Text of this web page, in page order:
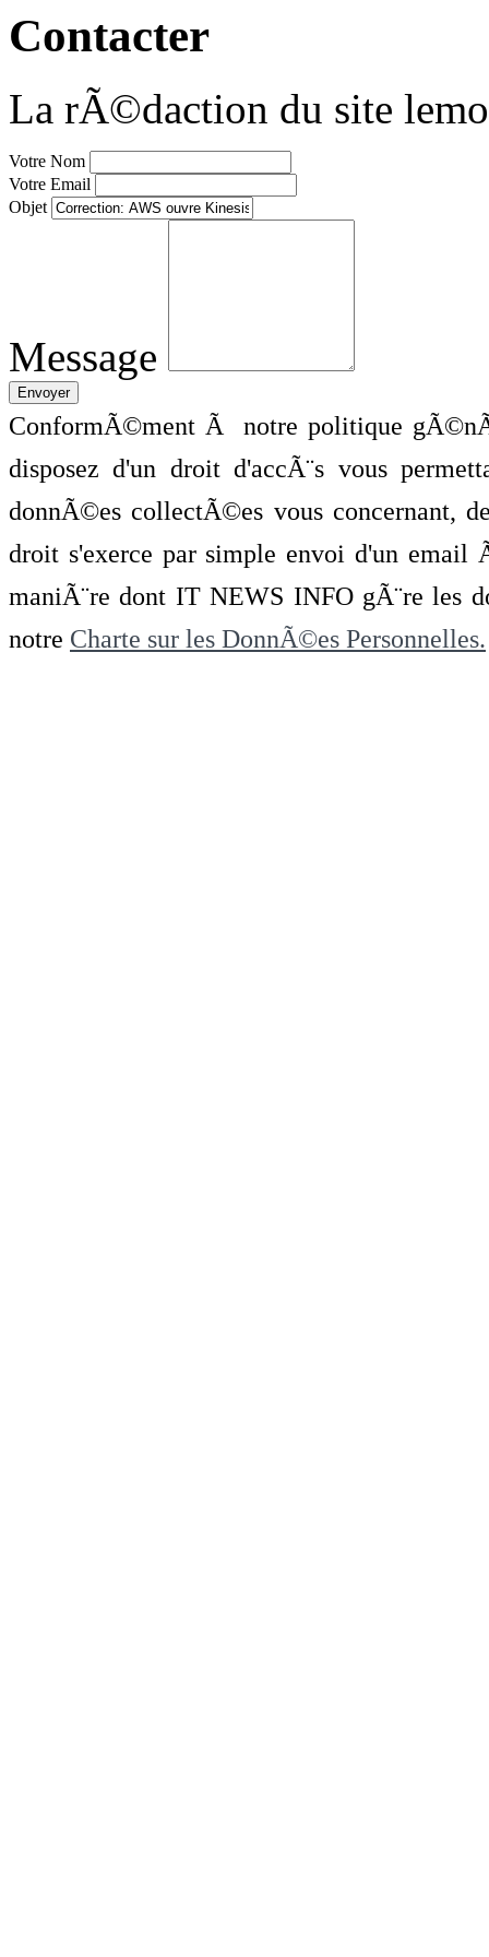
Contacter
La rÃ©daction du site
Votre Nom
Votre Email
Objet
Message
ConformÃ©ment Ã notre politique
disposez d'un droit d'accÃ¨s vous
donnÃ©es collectÃ©es vous concernant,
droit s'exerce par simple envoi d'un
maniÃ¨re dont IT NEWS INFO gÃ¨re les
notre Charte sur les DonnÃ©es Personnelles.